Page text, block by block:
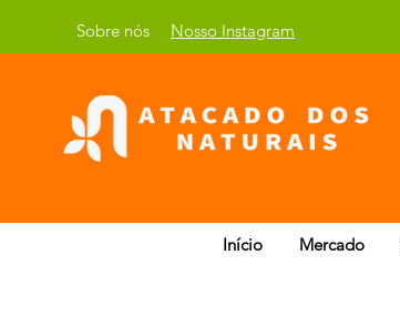
Sobre nós Nosso Instagram
Início Mercado